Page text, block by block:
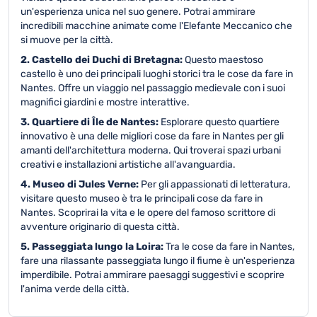
un'esperienza unica nel suo genere. Potrai ammirare
incredibili macchine animate come l'Elefante Meccanico che
si muove per la città.
2. Castello dei Duchi di Bretagna:Questo maestoso
castello è uno dei principali luoghi storici tra le cose da fare in
Nantes. Offre un viaggio nel passaggio medievale con i suoi
magnifici giardini e mostre interattive.
3. Quartiere di Île de Nantes: Esplorare questo quartiere
innovativo è una delle migliori cose da fare in Nantes per gli
amanti dell'architettura moderna. Qui troverai spazi urbani
creativi e installazioni artistiche all'avanguardia.
4. Museo di Jules Verne: Per gli appassionati di letteratura,
visitare questo museo è tra le principali cose da fare in
Nantes. Scoprirai la vita e le opere del famoso scrittore di
avventure originario di questa città.
5. Passeggiata lungo la Loira:Tra le cose da fare in Nantes,
fare una rilassante passeggiata lungo il fiume è un'esperienza
imperdibile. Potrai ammirare paesaggi suggestivi e scoprire
l'anima verde della città.